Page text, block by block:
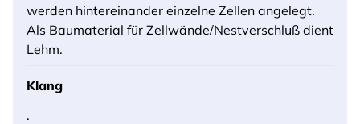
werden hintereinander einzelne Zellen angelegt.
Als Baumaterial für Zellwände/Nestverschluß dient
Lehm.
Klang
.